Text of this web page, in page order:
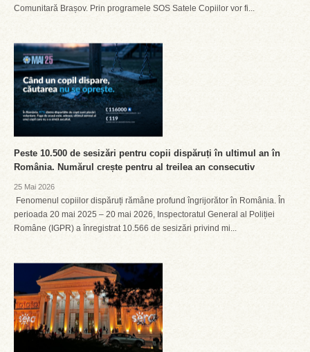
Comunitară Brașov. Prin programele SOS Satele Copiilor vor fi...
Peste 10.500 de sesizări pentru copii dispăruți în ultimul an în
România. Numărul crește pentru al treilea an consecutiv
25 Mai 2026
Fenomenul copiilor dispăruți rămâne profund îngrijorător în România. În
perioada 20 mai 2025 – 20 mai 2026, Inspectoratul General al Poliției
Române (IGPR) a înregistrat 10.566 de sesizări privind mi...